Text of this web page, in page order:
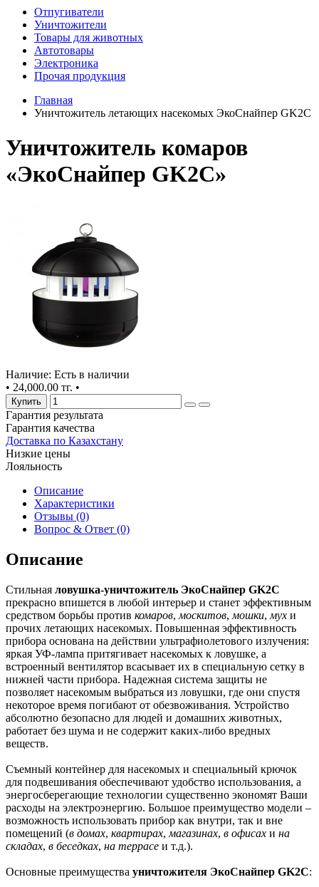
Отпугиватели
Уничтожители
Товары для животных
Автотовары
Электроника
Прочая продукция
Главная
Уничтожитель летающих насекомых ЭкоСнайпер GK2C
Уничтожитель комаров
«ЭкоСнайпер GK2C»
Наличие: Есть в наличии
• 24,000.00 тг. •
Купить
Гарантия результата
Гарантия качества
Доставка по Казахстану
Низкие цены
Лояльность
Описание
Характеристики
Отзывы (0)
Вопрос & Ответ (0)
Описание
Стильная ловушка-уничтожитель ЭкоСнайпер GK2C
прекрасно впишется в любой интерьер и станет эффективным
средством борьбы против комаров, москитов, мошки, мух и
прочих летающих насекомых. Повышенная эффективность
прибора основана на действии ультрафиолетового излучения:
яркая УФ-лампа притягивает насекомых к ловушке, а
встроенный вентилятор всасывает их в специальную сетку в
нижней части прибора. Надежная система защиты не
позволяет насекомым выбраться из ловушки, где они спустя
некоторое время погибают от обезвоживания. Устройство
абсолютно безопасно для людей и домашних животных,
работает без шума и не содержит каких-либо вредных
веществ.
Съемный контейнер для насекомых и специальный крючок
для подвешивания обеспечивают удобство использования, а
энергосберегающие технологии существенно экономят Ваши
расходы на электроэнергию. Большое преимущество модели –
возможность использовать прибор как внутри, так и вне
помещений (в домах, квартирах, магазинах, в офисах и на
складах, в беседках, на террасе и т.д.).
Основные преимущества уничтожителя ЭкоСнайпер GK2C: